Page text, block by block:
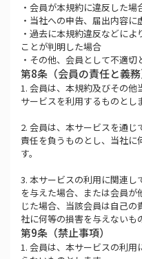
・会員が本規約に違反した場
・当社への申告、届出内容
・過去に本規約違反などに
ことが判明した場合
・その他、会員として不適
第8条（会員の責任と義務
1. 会員は、本規約及びその
サービスを利用するものとし
2. 会員は、本サービスを通
責任を負うものとし、当社に
す。
3. 本サービスの利用に関連し
を与えた場合、または会員
じた場合、当該会員は自己
社に何等の損害を与えないも
第9条（禁止事項）
1. 会員は、本サービスの利用